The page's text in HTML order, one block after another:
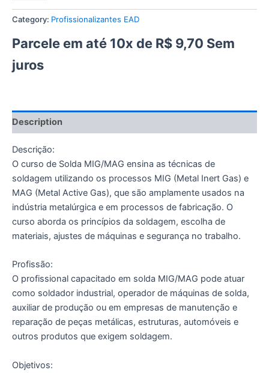
Category: Profissionalizantes EAD
Parcele em até 10x de R$ 9,70 Sem
juros
Description
Descrição:
O curso de Solda MIG/MAG ensina as técnicas de
soldagem utilizando os processos MIG (Metal Inert Gas) e
MAG (Metal Active Gas), que são amplamente usados na
indústria metalúrgica e em processos de fabricação. O
curso aborda os princípios da soldagem, escolha de
materiais, ajustes de máquinas e segurança no trabalho.
Profissão:
O profissional capacitado em solda MIG/MAG pode atuar
como soldador industrial, operador de máquinas de solda,
auxiliar de produção ou em empresas de manutenção e
reparação de peças metálicas, estruturas, automóveis e
outros produtos que exigem soldagem.
Objetivos: